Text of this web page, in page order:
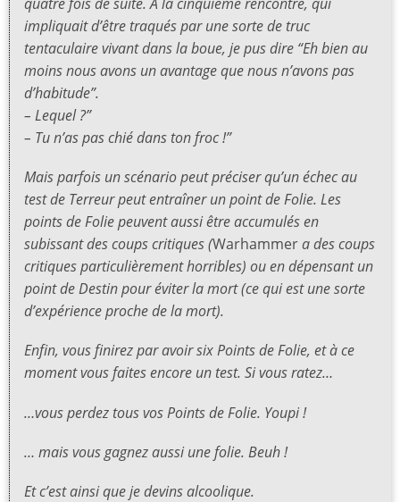
impliquait d’être traqués par une sorte de truc
tentaculaire vivant dans la boue, je pus dire “Eh bien au
moins nous avons un avantage que nous n’avons pas
d’habitude”.
– Lequel ?”
– Tu n’as pas chié dans ton froc !”
Mais parfois un scénario peut préciser qu’un échec au
test de Terreur peut entraîner un point de Folie. Les
points de Folie peuvent aussi être accumulés en
subissant des coups critiques (Warhammera des coups
critiques particulièrement horribles) ou en dépensant un
point de Destin pour éviter la mort (ce qui est une sorte
d’expérience proche de la mort).
Enfin, vous finirez par avoir six Points de Folie, et à ce
moment vous faites encore un test. Si vous ratez…
…vous perdez tous vos Points de Folie. Youpi !
… mais vous gagnez aussi une folie. Beuh !
Et c’est ainsi que je devins alcoolique.